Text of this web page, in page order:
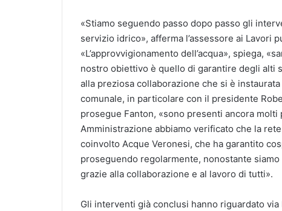
«Stiamo seguendo passo dopo passo gli
servizio idrico», afferma l’assessore ai Lavori
«L’approvvigionamento dell’acqua», spiega,
nostro obiettivo è quello di garantire degli alti
alla preziosa collaborazione che si è
comunale, in particolare con il presidente
prosegue Fanton, «sono presenti ancora
Amministrazione abbiamo verificato che la
coinvolto Acque Veronesi, che ha garantito
proseguendo regolarmente, nonostante
grazie alla collaborazione e al lavoro di tutti».
Gli interventi già conclusi hanno riguardato via